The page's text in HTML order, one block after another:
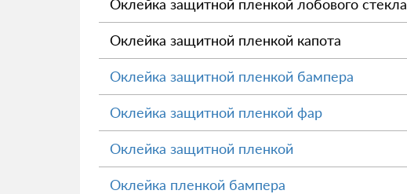
Оклейка защитной пленкой лобового стекла
Оклейка защитной пленкой капота
Оклейка защитной пленкой бампера
Оклейка защитной пленкой фар
Оклейка защитной пленкой
Оклейка пленкой бампера